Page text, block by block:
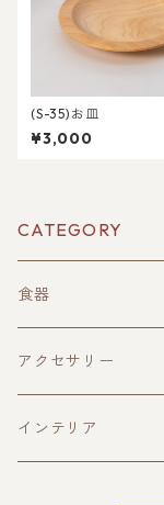
(S-35)お皿
¥3,000
CATEGORY
食器
酒器
ぐい呑み(寄木造)
皿
アクセサリー
ペンダント
インテリア